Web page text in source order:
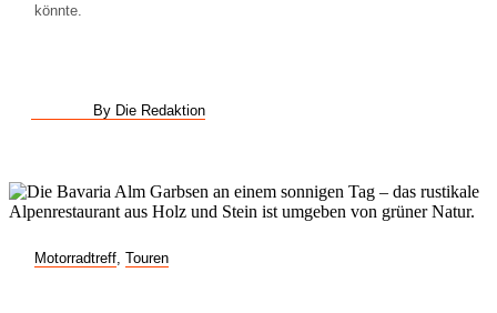
könnte.
By Die Redaktion
Motorradtreff Touren